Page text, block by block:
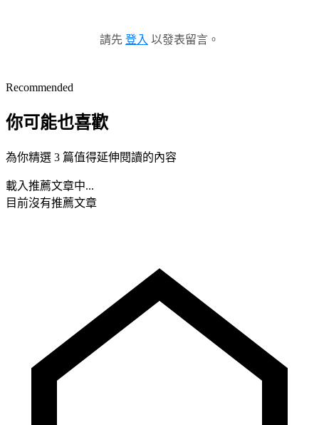
請先 登入 以發表留言。
Recommended
你可能也喜歡
為你精選 3 篇值得延伸閱讀的內容
載入推薦文章中...
目前沒有推薦文章